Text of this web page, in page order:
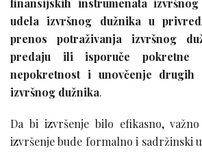
udela izvršnog dužnika u
prenos potraživanja izvršnog
predaju ili isporuče
nepokretnost i unovčenje drugih
izvršnog dužnika.
Da bi izvršenje bilo efikasno,
izvršenje bude formalno i sadržinski